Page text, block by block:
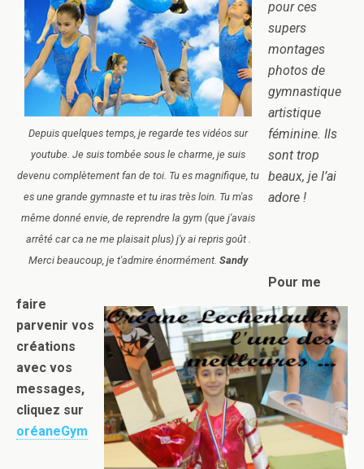
Depuis quelques temps, je regarde tes vidéos sur
youtube. Je suis tombée sous le charme, je suis
devenu complètement fan de toi. Tu es magnifique, tu
es une grande gymnaste et tu iras très loin. Tu m'as
même donné envie, de reprendre la gym (que j'avais
arrêté car ca ne me plaisait plus) j'y ai repris goût .
Merci beaucoup, je t'admire énormément. Sandy
pour ces
supers
montages
photos de
gymnastique
artistique
féminine. Ils
sont trop
beaux, je l’ai
adore !
Pour me
faire
parvenir vos
créations
avec vos
messages,
cliquez sur
oréaneGym